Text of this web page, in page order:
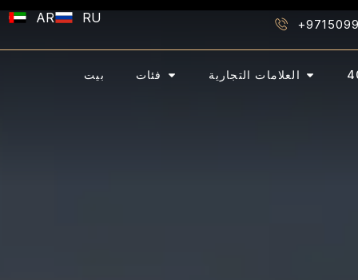
contentAR RU
بيت فئات العلامات التجارية